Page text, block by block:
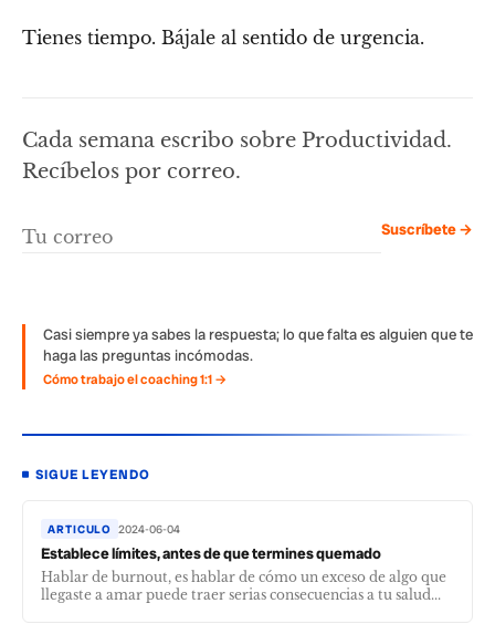
Tienes tiempo. Bájale al sentido de urgencia.
Cada semana escribo sobre Productividad.
Recíbelos por correo.
Suscríbete →
Casi siempre ya sabes la respuesta; lo que falta es alguien que te
haga las preguntas incómodas.
Cómo trabajo el coaching 1:1 →
SIGUE LEYENDO
ARTICULO 2024-06-04
Establece límites, antes de que termines quemado
Hablar de burnout, es hablar de cómo un exceso de algo que
llegaste a amar puede traer serias consecuencias a tu salud...